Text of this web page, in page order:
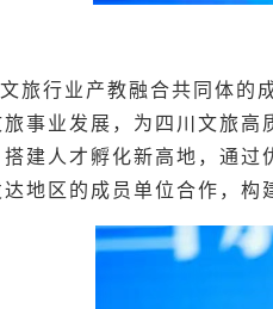
旅行业产教融合共同体的
事业发展，为四川文旅
建人才孵化新高地，通
地区的成员单位合作，构